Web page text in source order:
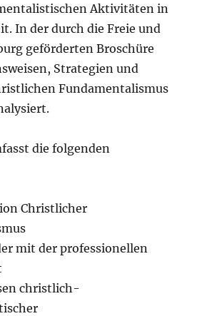
Aktivitäten in
In der durch die Freie und
geförderten Broschüre
Strategien und
Fundamentalismus
die folgenden
Christlicher
mit der professionellen
christlich-